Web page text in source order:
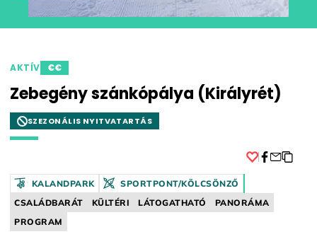
AKTÍV €€
Zebegény szánkópálya (Királyrét)
SZEZONÁLIS NYITVATARTÁS
KALANDPARK
SPORTPONT/KÖLCSÖNZŐ
CSALÁDBARÁT
KÜLTÉRI LÁTOGATHATÓ
PANORÁMA
PROGRAM